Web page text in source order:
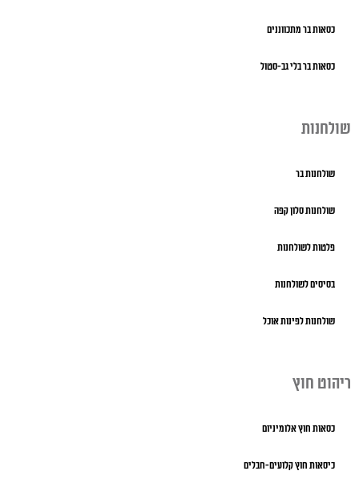
כסאות בר מתכווננים
כסאות בר בלי גב-סטול
שולחנות
שולחנות בר
שולחנות סלון קפה
פלטות לשולחנות
בסיסים לשולחנות
שולחנות לפינות אוכל
ריהוט חוץ
כסאות חוץ אלומיניום
כיסאות חוץ קלועים-חבלים